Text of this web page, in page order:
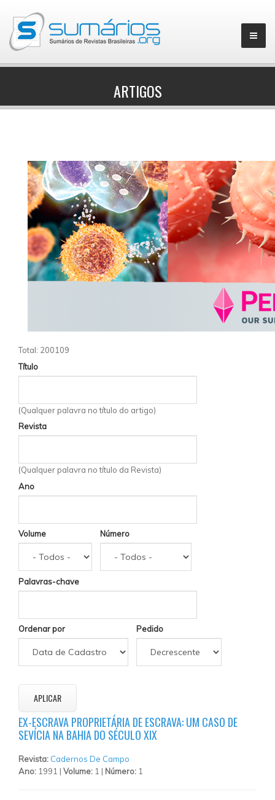
▼
ARTIGOS
Total: 200109
Título
(Qualquer palavra no título do artigo)
Revista
(Qualquer palavra no título da Revista)
Ano
Volume Número
Palavras-chave
Ordenar por Pedido
EX-ESCRAVA PROPRIETÁRIA DE ESCRAVA: UM CASO DE
SEVÍCIA NA BAHIA DO SÉCULO XIX
Revista: Cadernos De Campo
Ano: 1991 | Volume: 1 | Número: 1